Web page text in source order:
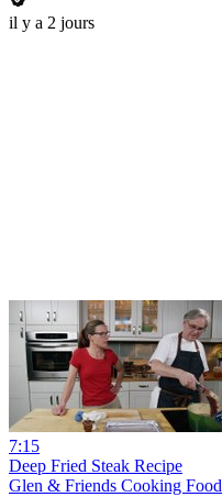
il y a 2 jours
7:15
Deep Fried Steak Recipe
Glen & Friends Cooking Food